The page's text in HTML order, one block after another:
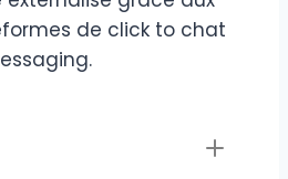
de click to chat